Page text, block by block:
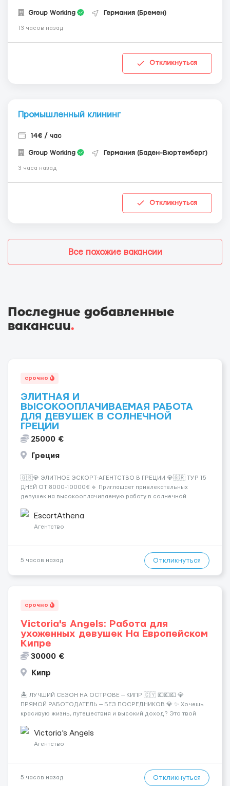
Group Working Германия (Бремен)
13 часов назад
Откликнуться
Промышленный клининг
14€ / час
Group Working Германия (Баден-Вюртемберг)
3 часа назад
Откликнуться
Все похожие вакансии
Последние добавленные
вакансии.
срочно
ЭЛИТНАЯ И
ВЫСОКООПЛАЧИВАЕМАЯ РАБОТА
ДЛЯ ДЕВУШЕК В СОЛНЕЧНОЙ
ГРЕЦИИ
25000 €
Греция
🇬🇷💎 ЭЛИТНОЕ ЭСКОРТ-АГЕНТСТВО В ГРЕЦИИ 💎🇬🇷 ТУР 15
ДНЕЙ ОТ 8000-10000€ 🔹 Приглашает привлекательных
девушек на высокооплачиваемую работу в солнечной
хорошие деньги 💶 — это предложение для тебя! 🔹
Требования: ✔️ Возраст от ...
EscortAthena
Агентство
5 часов назад Откликнуться
срочно
Victoria's Angels: Работа для
ухоженных девушек На Европейском
Кипре
30000 €
Кипр
🏝️ ЛУЧШИЙ СЕЗОН НА ОСТРОВЕ — КИПР 🇨🇾 💶💶💶 💎
ПРЯМОЙ РАБОТОДАТЕЛЬ — БЕЗ ПОСРЕДНИКОВ 💎 ✨ Хочешь
красивую жизнь, путешествия и высокий доход? Это твой
Опытная команда с годами практики — Стабильный поток
клиентов (без ...
Victoria's Angels
Агентство
5 часов назад Откликнуться